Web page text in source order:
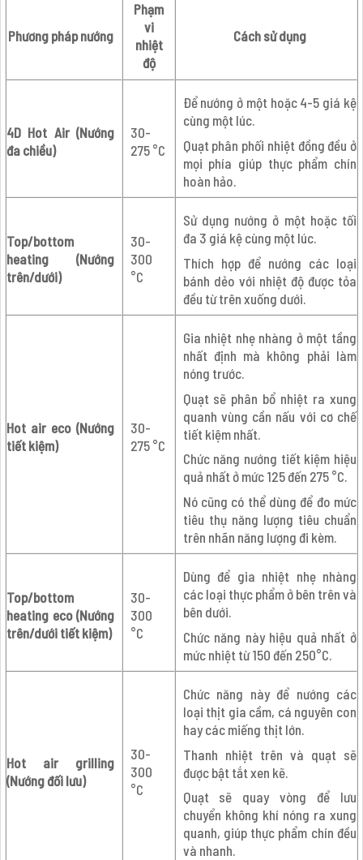
Phương pháp nướng
Phạm
vi
nhiệt
độ
Cách sử dụng
4D Hot Air (Nướng
đa chiều)
30-
275 °C
Để nướng ở một hoặc 4-5 giá kệ
cùng một lúc.
Quạt phân phối nhiệt đồng đều ở
mọi phía giúp thực phẩm chín
hoàn hảo.
Top/bottom
heating (Nướng
trên/dưới)
30-
300
°C
Sử dụng nướng ở một hoặc tối
đa 3 giá kệ cùng một lúc.
Thích hợp để nướng các loại
bánh dẻo với nhiệt độ được tỏa
đều từ trên xuống dưới.
Hot air eco (Nướng
tiết kiệm)
30-
275 °C
Gia nhiệt nhẹ nhàng ở một tầng
nhất định mà không phải làm
nóng trước.
Quạt sẽ phân bổ nhiệt ra xung
quanh vùng cần nấu với cơ chế
tiết kiệm nhất.
Chức năng nướng tiết kiệm hiệu
quả nhất ở mức 125 đến 275 °C.
Nó cũng có thể dùng để đo mức
tiêu thụ năng lượng tiêu chuẩn
trên nhãn năng lượng đi kèm.
Top/bottom
heating eco (Nướng
trên/dưới tiết kiệm)
30-
300
°C
Dùng để gia nhiệt nhẹ nhàng
các loại thực phẩm ở bên trên và
bên dưới.
Chức năng này hiệu quả nhất ở
mức nhiệt từ 150 đến 250°C.
Hot air grilling
(Nướng đối lưu)
30-
300
°C
Chức năng này để nướng các
loại thịt gia cầm, cá nguyên con
hay các miếng thịt lớn.
Thanh nhiệt trên và quạt sẽ
được bật tắt xen kẽ.
Quạt sẽ quay vòng để lưu
chuyển không khí nóng ra xung
quanh, giúp thực phẩm chín đều
và nhanh.